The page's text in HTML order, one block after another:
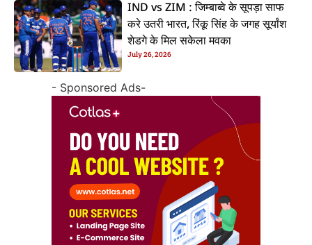
IND vs ZIM : जिम्बाब्वे के सूपड़ा साफ
करे उतरी भारत, रिंकू सिंह के जगह सूर्यांश
शेडगे के मिल सकेला मवका
July 26, 2026
- Sponsored Ads-